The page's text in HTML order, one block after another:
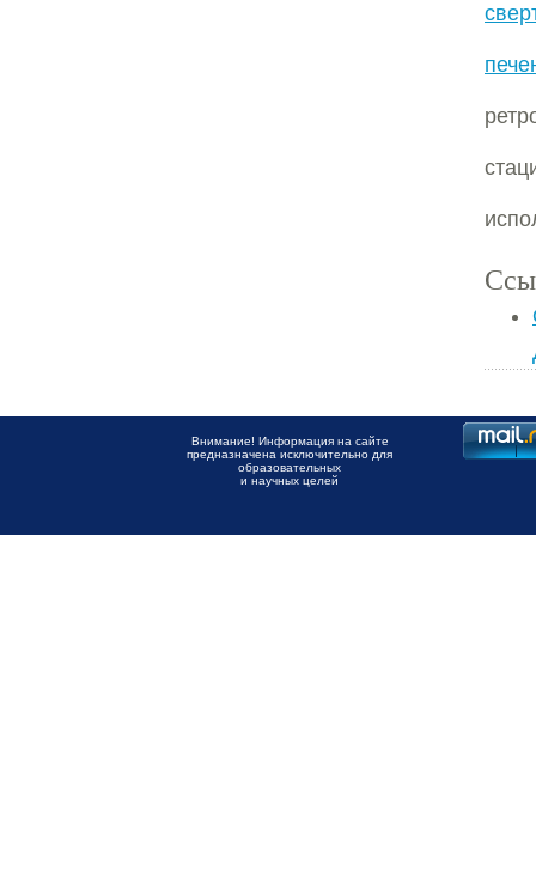
Внимание! Информация на сайте
предназначена исключительно для
образовательных
и научных целей